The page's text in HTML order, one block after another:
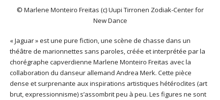
© Marlene Monteiro Freitas (c) Uupi Tirronen Zodiak-Center for
New Dance
« Jaguar » est une pure fiction, une scène de chasse dans un
théâtre de marionnettes sans paroles, créée et interprétée par la
chorégraphe capverdienne Marlene Monteiro Freitas avec la
collaboration du danseur allemand Andrea Merk. Cette pièce
dense et surprenante aux inspirations artistiques hétéroclites (art
brut, expressionnisme) s’assombrit peu à peu. Les figures ne sont